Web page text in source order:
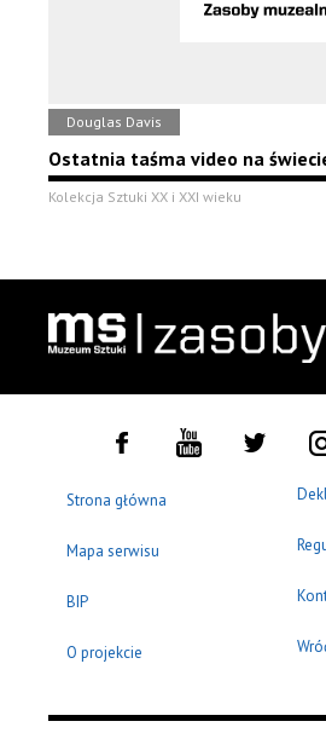
Douglas Davis
Ostatnia taśma video na
Kolekcja Sztuki XX i XXI wieku
Strona główna
Mapa serwisu
BIP
O projekcie